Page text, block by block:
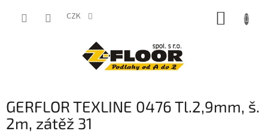
CZK
GERFLOR TEXLINE 0476 Tl.2,9mm, š.
2m, zátěž 31